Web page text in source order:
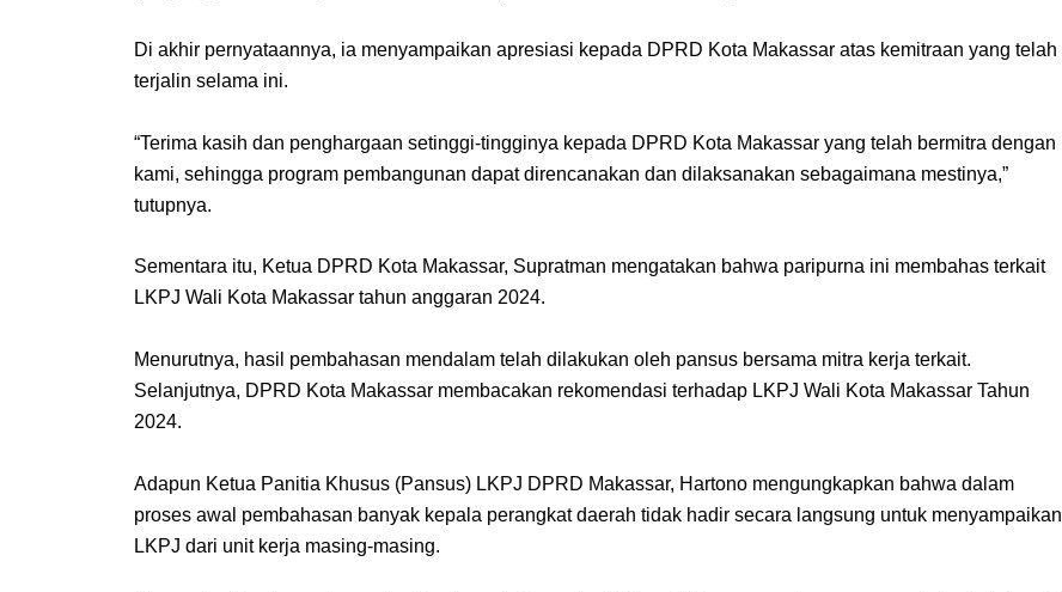
Di akhir pernyataannya, ia menyampaikan apresiasi kepada DPRD Kota Makassar atas kemitraan yang telah
terjalin selama ini.
“Terima kasih dan penghargaan setinggi-tingginya kepada DPRD Kota Makassar yang telah bermitra dengan
kami, sehingga program pembangunan dapat direncanakan dan dilaksanakan sebagaimana mestinya,”
tutupnya.
Sementara itu, Ketua DPRD Kota Makassar, Supratman mengatakan bahwa paripurna ini membahas terkait
LKPJ Wali Kota Makassar tahun anggaran 2024.
Menurutnya, hasil pembahasan mendalam telah dilakukan oleh pansus bersama mitra kerja terkait.
Selanjutnya, DPRD Kota Makassar membacakan rekomendasi terhadap LKPJ Wali Kota Makassar Tahun
2024.
Adapun Ketua Panitia Khusus (Pansus) LKPJ DPRD Makassar, Hartono mengungkapkan bahwa dalam
proses awal pembahasan banyak kepala perangkat daerah tidak hadir secara langsung untuk menyampaikan
LKPJ dari unit kerja masing-masing.